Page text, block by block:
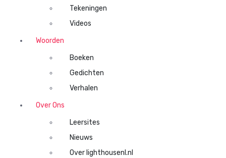
Tekeningen
Videos
Woorden
Boeken
Gedichten
Verhalen
Over Ons
Leersites
Nieuws
Over lighthousenl.nl